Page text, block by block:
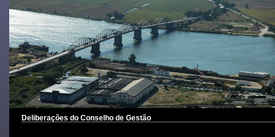
Deliberações do Conselho de Gestão